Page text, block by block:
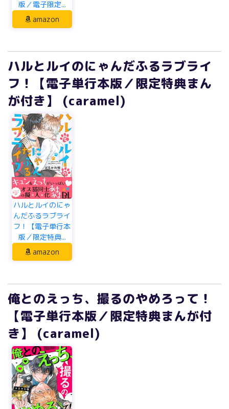
版／電子限定...
amazon
ハルとルイのにゃんだふるラブライ
フ！【電子単行本版／限定特典まん
が付き】 (caramel)
ハルとルイのにゃ
んだふるラブライ
フ！【電子単行本
版／限定特典...
amazon
俺とのえっち、撮るのやめろって！
【電子単行本版／限定特典まんが付
き】 (caramel)